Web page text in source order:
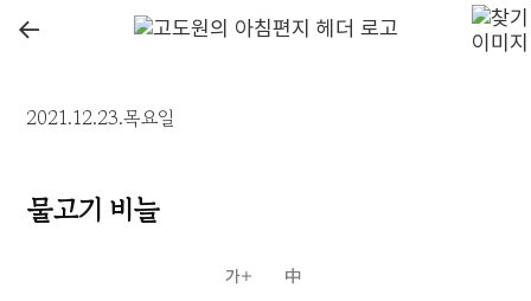
←
2021.12.23.목요일
물고기 비늘